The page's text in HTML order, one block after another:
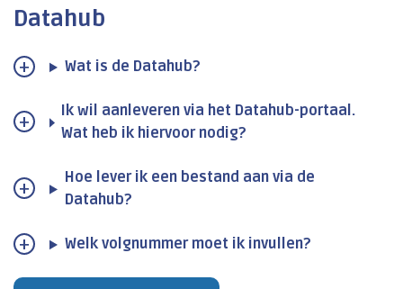
Datahub
Wat is de Datahub?
Ik wil aanleveren via het Datahub-portaal.
Wat heb ik hiervoor nodig?
Hoe lever ik een bestand aan via de
Datahub?
Welk volgnummer moet ik invullen?